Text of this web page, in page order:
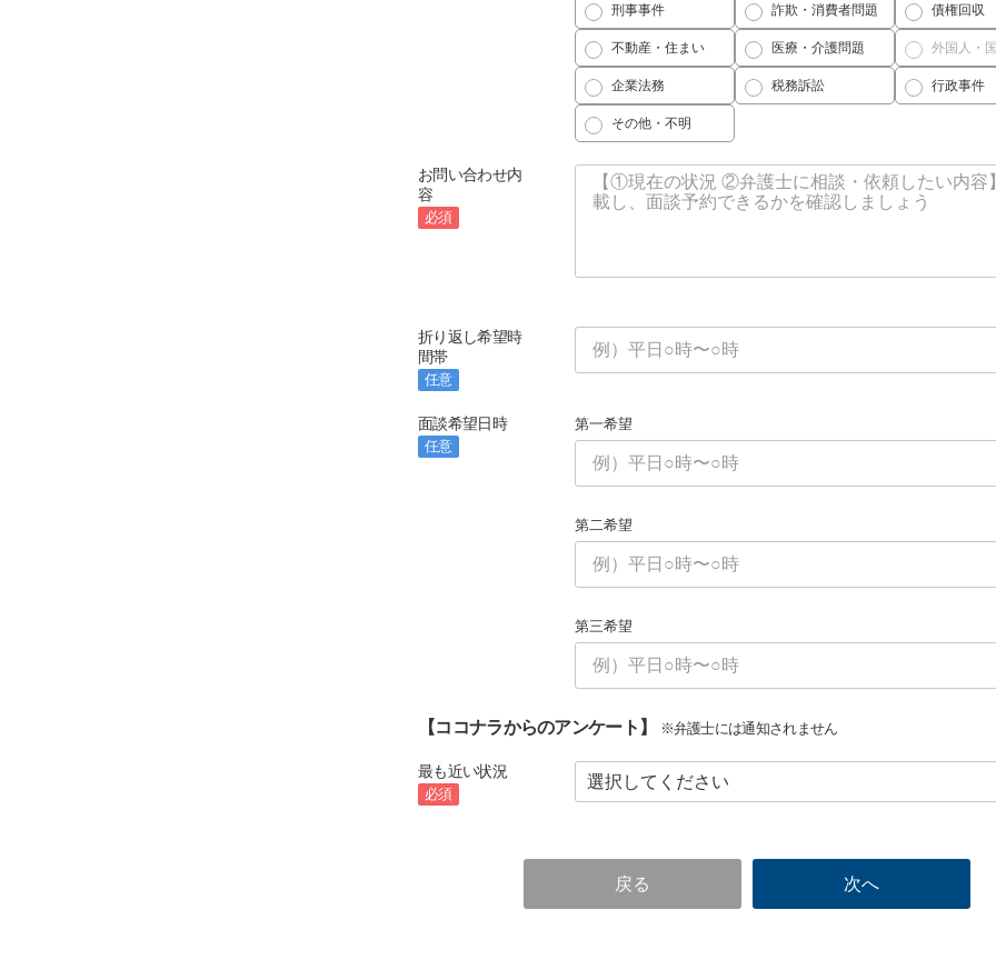
刑事事件 詐欺・消費者問題 債権回収
不動産・住まい 医療・介護問題 外国人・
企業法務 税務訴訟 行政事件
その他・不明
お問い合わせ内
容
必須
折り返し希望時
間帯
任意
面談希望日時
任意
第一希望
第二希望
第三希望
【ココナラからのアンケート】 ※弁護士には通知されません
最も近い状況
必須